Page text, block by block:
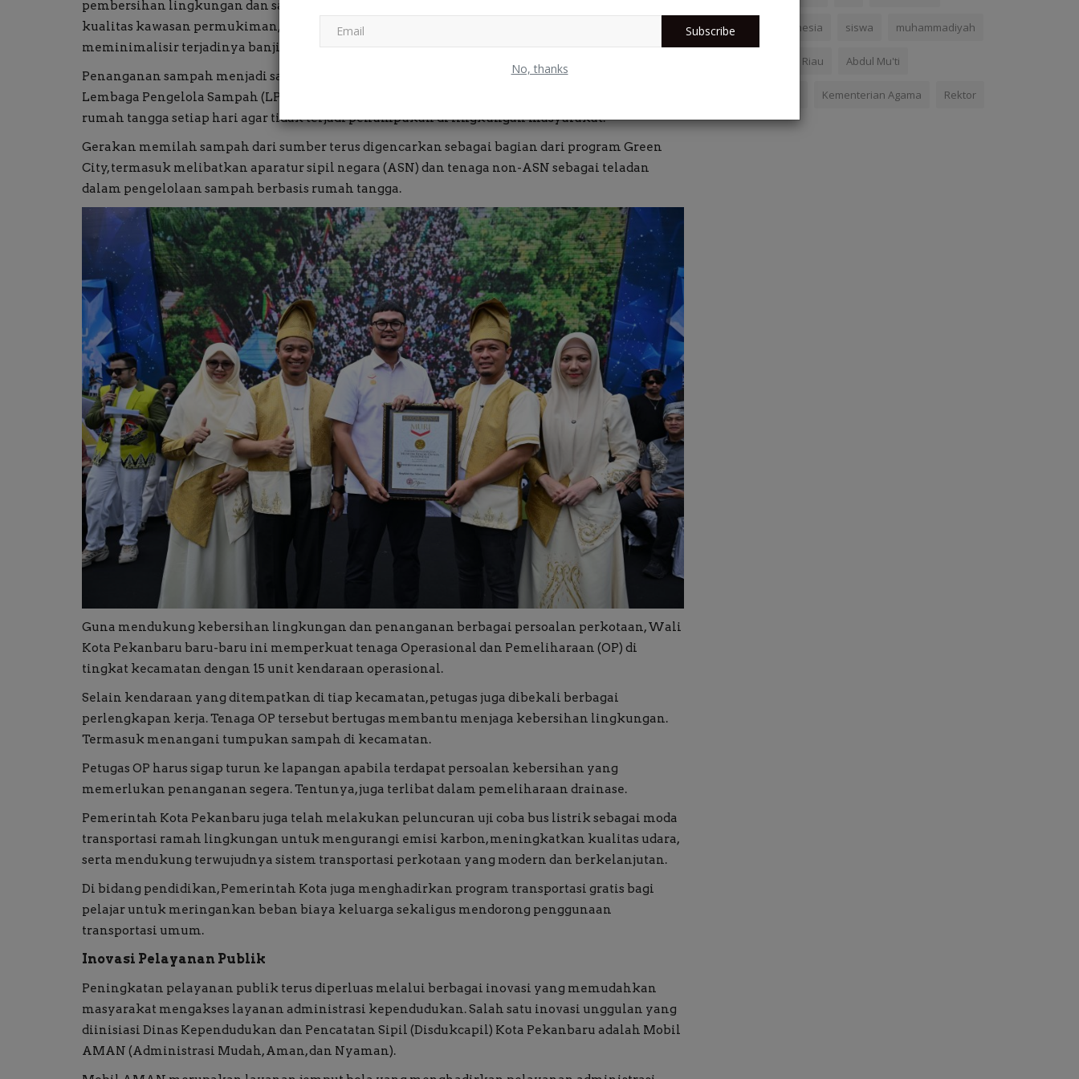
Subscribe
No, thanks
pembersihan lingkungan dan saluran drainase di 15 kecamatan sebagai upaya meningkatkan
kualitas kawasan permukiman, menciptakan lingkungan yang lebih bersih, serta
meminimalisir terjadinya banjir.
Penanganan sampah menjadi salah satu fokus utama pemerintah melalui pembentukan
Lembaga Pengelola Sampah (LPS) di seluruh kelurahan yang bertugas mengangkut sampah
rumah tangga setiap hari agar tidak terjadi penumpukan di lingkungan masyarakat.
Gerakan memilah sampah dari sumber terus digencarkan sebagai bagian dari program Green
City, termasuk melibatkan aparatur sipil negara (ASN) dan tenaga non-ASN sebagai teladan
dalam pengelolaan sampah berbasis rumah tangga.
Guna mendukung kebersihan lingkungan dan penanganan berbagai persoalan perkotaan, Wali
Kota Pekanbaru baru-baru ini memperkuat tenaga Operasional dan Pemeliharaan (OP) di
tingkat kecamatan dengan 15 unit kendaraan operasional.
Selain kendaraan yang ditempatkan di tiap kecamatan, petugas juga dibekali berbagai
perlengkapan kerja. Tenaga OP tersebut bertugas membantu menjaga kebersihan lingkungan.
Termasuk menangani tumpukan sampah di kecamatan.
Petugas OP harus sigap turun ke lapangan apabila terdapat persoalan kebersihan yang
memerlukan penanganan segera. Tentunya, juga terlibat dalam pemeliharaan drainase.
Pemerintah Kota Pekanbaru juga telah melakukan peluncuran uji coba bus listrik sebagai moda
transportasi ramah lingkungan untuk mengurangi emisi karbon, meningkatkan kualitas udara,
serta mendukung terwujudnya sistem transportasi perkotaan yang modern dan berkelanjutan.
Di bidang pendidikan, Pemerintah Kota juga menghadirkan program transportasi gratis bagi
pelajar untuk meringankan beban biaya keluarga sekaligus mendorong penggunaan
transportasi umum.
Inovasi Pelayanan Publik
Peningkatan pelayanan publik terus diperluas melalui berbagai inovasi yang memudahkan
masyarakat mengakses layanan administrasi kependudukan. Salah satu inovasi unggulan yang
diinisiasi Dinas Kependudukan dan Pencatatan Sipil (Disdukcapil) Kota Pekanbaru adalah Mobil
AMAN (Administrasi Mudah, Aman, dan Nyaman).
Pendidikan Indonesia siswa muhammadiyah
Universitas Islam Riau Abdul Mu'ti
Kementerian Agama Rektor